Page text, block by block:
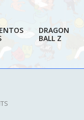
DRAGON
BALL Z